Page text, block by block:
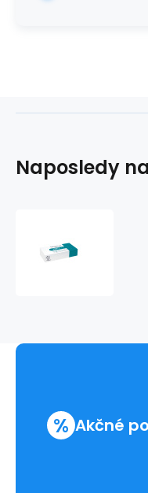
Naposledy
% Akčné